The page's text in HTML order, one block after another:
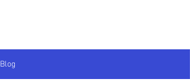
Blog